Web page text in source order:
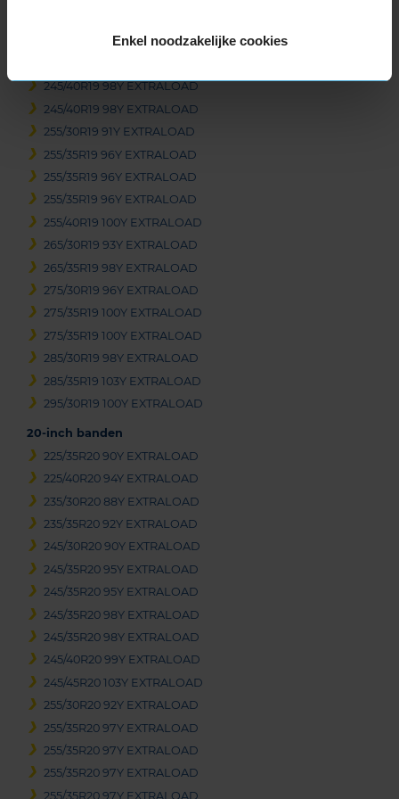
Enkel noodzakelijke cookies
245/35R19 93Y EXTRALOAD
245/40R19 98Y EXTRALOAD
245/40R19 98Y EXTRALOAD
255/30R19 91Y EXTRALOAD
255/35R19 96Y EXTRALOAD
255/35R19 96Y EXTRALOAD
255/35R19 96Y EXTRALOAD
255/40R19 100Y EXTRALOAD
265/30R19 93Y EXTRALOAD
265/35R19 98Y EXTRALOAD
275/30R19 96Y EXTRALOAD
275/35R19 100Y EXTRALOAD
275/35R19 100Y EXTRALOAD
285/30R19 98Y EXTRALOAD
285/35R19 103Y EXTRALOAD
295/30R19 100Y EXTRALOAD
20-inch banden
225/35R20 90Y EXTRALOAD
225/40R20 94Y EXTRALOAD
235/30R20 88Y EXTRALOAD
235/35R20 92Y EXTRALOAD
245/30R20 90Y EXTRALOAD
245/35R20 95Y EXTRALOAD
245/35R20 95Y EXTRALOAD
245/35R20 98Y EXTRALOAD
245/35R20 98Y EXTRALOAD
245/40R20 99Y EXTRALOAD
245/45R20 103Y EXTRALOAD
255/30R20 92Y EXTRALOAD
255/35R20 97Y EXTRALOAD
255/35R20 97Y EXTRALOAD
255/35R20 97Y EXTRALOAD
255/35R20 97Y EXTRALOAD